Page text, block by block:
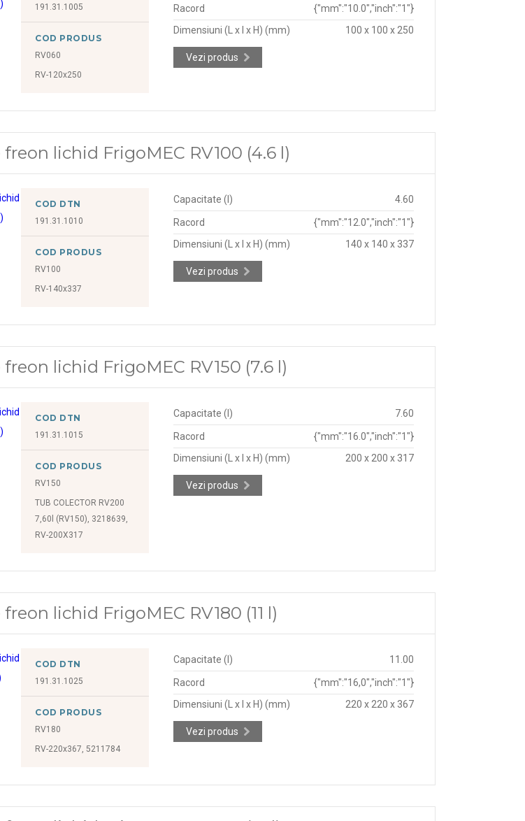
191.31.1005
COD PRODUS
RV060
RV-120x250
Racord
{"mm":"10.0","inch":"1"}
Dimensiuni (L x l x H) (mm)
100 x 100 x 250
Vezi produs
freon lichid FrigoMEC RV100 (4.6 l)
COD DTN
191.31.1010
COD PRODUS
RV100
RV-140x337
Capacitate (l) 4.60
Racord
{"mm":"12.0","inch":"1"}
Dimensiuni (L x l x H) (mm)
140 x 140 x 337
Vezi produs
freon lichid FrigoMEC RV150 (7.6 l)
COD DTN
191.31.1015
COD PRODUS
RV150
TUB COLECTOR RV200
7,60l (RV150), 3218639,
RV-200X317
Capacitate (l) 7.60
Racord
{"mm":"16.0","inch":"1"}
Dimensiuni (L x l x H) (mm)
200 x 200 x 317
Vezi produs
lichid FrigoMEC RV180 (11 l)
COD DTN
191.31.1025
COD PRODUS
RV180
RV-220x367, 5211784
Capacitate (l) 11.00
Racord
{"mm":"16,0","inch":"1"}
Dimensiuni (L x l x H) (mm)
220 x 220 x 367
Vezi produs